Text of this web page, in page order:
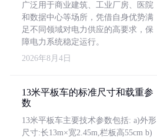
广泛用于商业建筑、工业厂房、医院
和数据中心等场所，凭借自身优势满
足不同领域对电力供应的高要求，保
障电力系统稳定运行。
2026年8月4日
13米平板车的标准尺寸和载重参
数
13米平板车主要技术参数包括: a)外形
尺寸:长13m×宽2.45m,栏板高55cm b)